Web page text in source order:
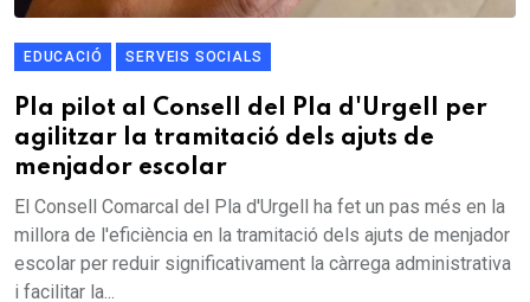
EDUCACIÓ SERVEIS SOCIALS
Pla pilot al Consell del Pla d'Urgell per
agilitzar la tramitació dels ajuts de
menjador escolar
El Consell Comarcal del Pla d'Urgell ha fet un pas més en la
millora de l'eficiència en la tramitació dels ajuts de menjador
escolar per reduir significativament la càrrega administrativa
i facilitar la...